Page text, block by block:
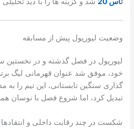
وضعیت لیورپول پیش از مسابقه
لیورپول در فصل گذشته و در
خود، موفق شد عنوان قهرمانی لیگ
گذاری سنگین تابستانی، این تیم را
تبدیل کرد، اما شروع فصل با نوسان
شکست در چند رقابت داخلی و